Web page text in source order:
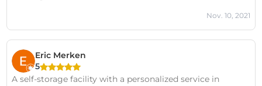
Nov. 10, 2021
Eric Merken
5
A self-storage facility with a personalized service in